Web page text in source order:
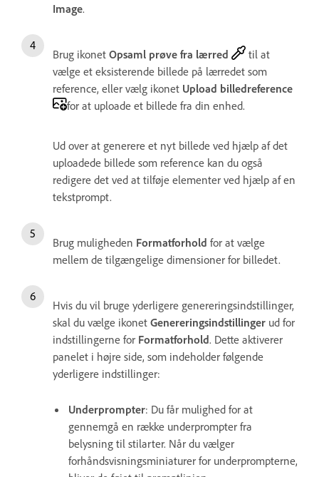
Image.
Brug ikonet Opsaml prøve fra lærred
til at
vælge et eksisterende billede på lærredet som
reference, eller vælg ikonet Upload billedreference
for at uploade et billede fra din enhed.
Ud over at generere et nyt billede ved hjælp af det
uploadede billede som reference kan du også
redigere det ved at tilføje elementer ved hjælp af en
tekstprompt.
Brug muligheden Formatforhold for at vælge
mellem de tilgængelige dimensioner for billedet.
Hvis du vil bruge yderligere genereringsindstillinger,
skal du vælge ikonet Genereringsindstillinger ud for
indstillingerne for Formatforhold. Dette aktiverer
panelet i højre side, som indeholder følgende
yderligere indstillinger:
Underprompter: Du får mulighed for at
gennemgå en række underprompter fra
belysning til stilarter. Når du vælger
forhåndsvisningsminiaturer for underprompterne,